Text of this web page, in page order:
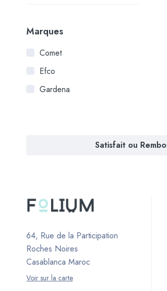
Marques
Comet
Efco
Gardena
Satisfait ou
64, Rue de la Participation
Roches Noires
Casablanca Maroc
Voir sur la carte